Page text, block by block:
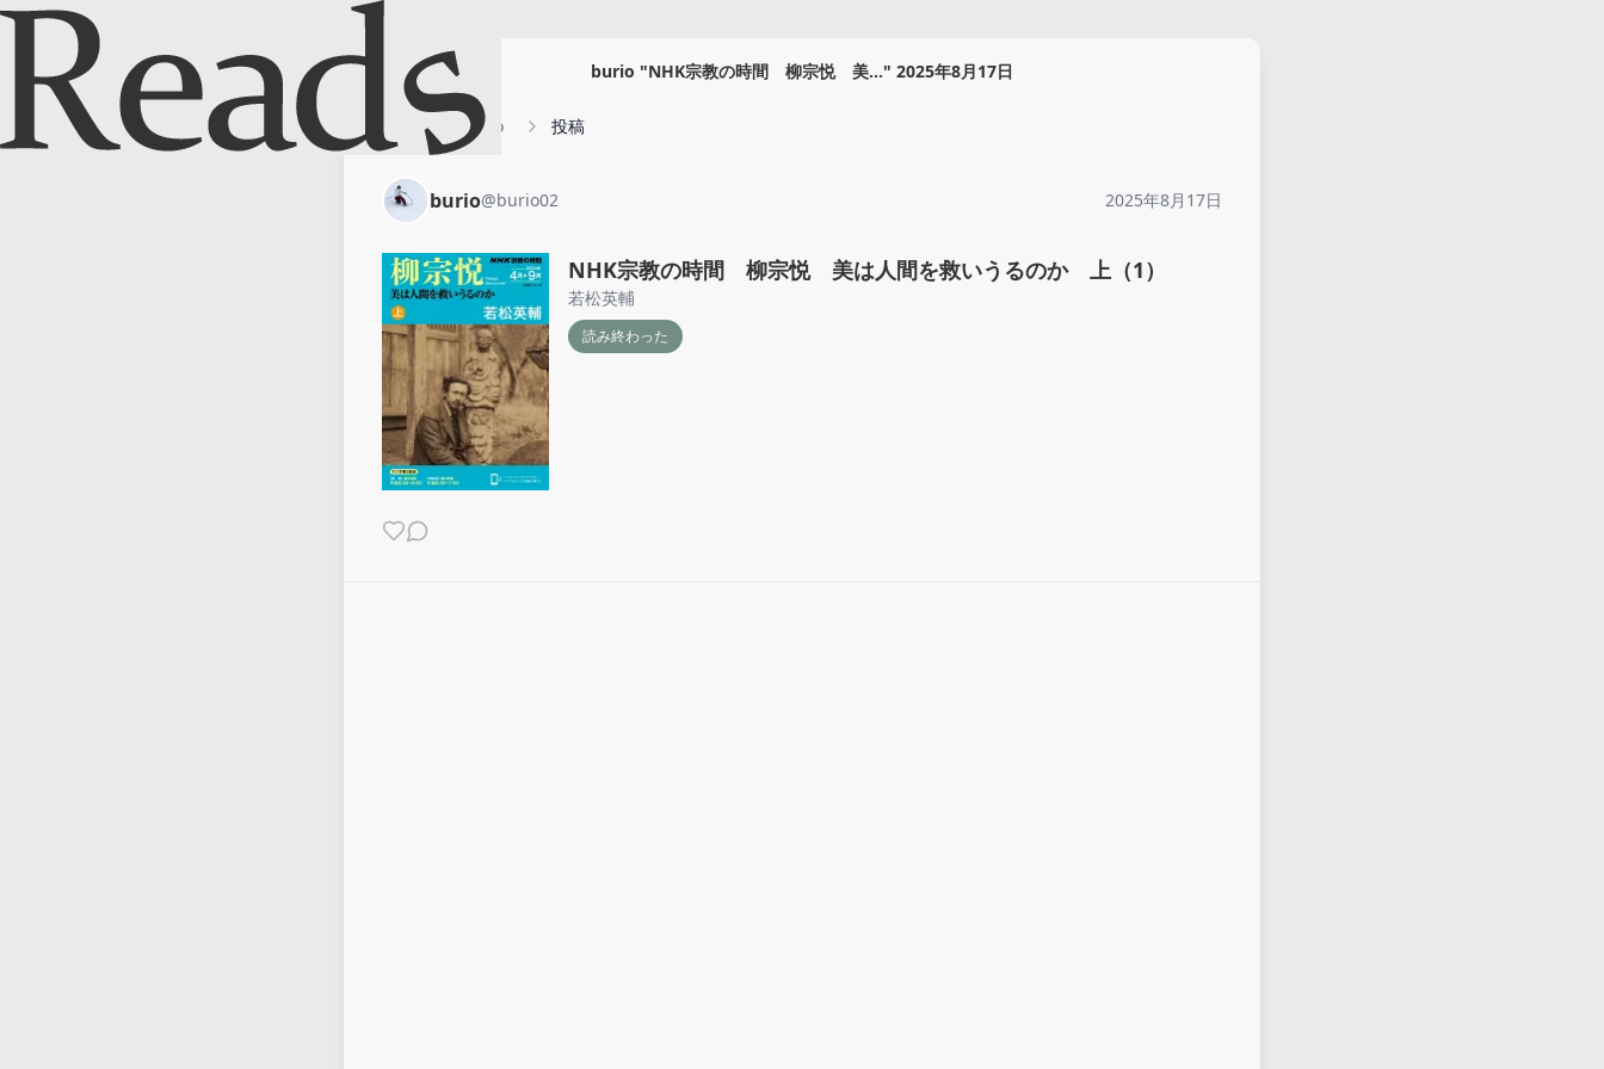
burio "NHK宗教の時間 柳宗悦 美..." 2025年8月17日
burio 投稿
burio@burio02 2025年8月17日
NHK宗教の時間 柳宗悦 美は人間を救いうるのか 上（1）
若松英輔
読み終わった